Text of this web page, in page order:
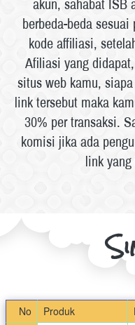
berbeda-beda
kode affiliasi,
Afiliasi yang
situs web kamu,
link tersebut maka
30% per transaksi.
komisi jika ada
link
No Produk